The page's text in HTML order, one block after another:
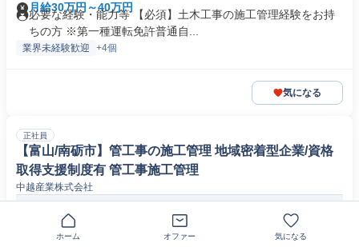
月給30万円～40万円
必要な経験・能力等 【必須】土木工事の施工管理経験をお持
ちの方 ※第一種運転免許普通自...
業界未経験歓迎 +4個
気になる
正社員
【富山/南砺市】管工事の施工管理 地域密着型企業/資格
取得支援制度有 管工事施工管理
中越産業株式会社
当します。工事部で工事現場で先...
富山県南砺市
ホーム オファー 気になる